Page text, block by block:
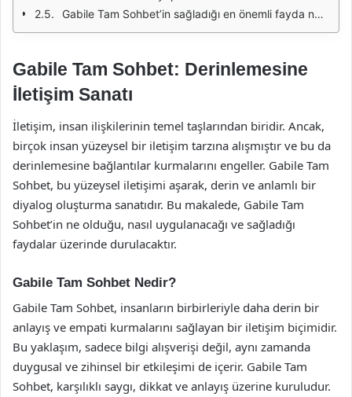
Gabile Tam Sohbet’in sağladığı en önemli fayda nedir?
Gabile Tam Sohbet: Derinlemesine
İletişim Sanatı
İletişim, insan ilişkilerinin temel taşlarından biridir. Ancak,
birçok insan yüzeysel bir iletişim tarzına alışmıştır ve bu da
derinlemesine bağlantılar kurmalarını engeller. Gabile Tam
Sohbet, bu yüzeysel iletişimi aşarak, derin ve anlamlı bir
diyalog oluşturma sanatıdır. Bu makalede, Gabile Tam
Sohbet’in ne olduğu, nasıl uygulanacağı ve sağladığı
faydalar üzerinde durulacaktır.
Gabile Tam Sohbet Nedir?
Gabile Tam Sohbet, insanların birbirleriyle daha derin bir
anlayış ve empati kurmalarını sağlayan bir iletişim biçimidir.
Bu yaklaşım, sadece bilgi alışverişi değil, aynı zamanda
duygusal ve zihinsel bir etkileşimi de içerir. Gabile Tam
Sohbet, karşılıklı saygı, dikkat ve anlayış üzerine kuruludur.